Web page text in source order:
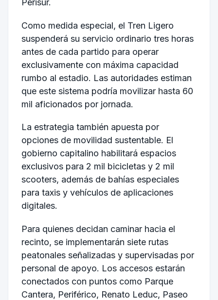
Perisur.
Como medida especial, el Tren Ligero
suspenderá su servicio ordinario tres horas
antes de cada partido para operar
exclusivamente con máxima capacidad
rumbo al estadio. Las autoridades estiman
que este sistema podría movilizar hasta 60
mil aficionados por jornada.
La estrategia también apuesta por
opciones de movilidad sustentable. El
gobierno capitalino habilitará espacios
exclusivos para 2 mil bicicletas y 2 mil
scooters, además de bahías especiales
para taxis y vehículos de aplicaciones
digitales.
Para quienes decidan caminar hacia el
recinto, se implementarán siete rutas
peatonales señalizadas y supervisadas por
personal de apoyo. Los accesos estarán
conectados con puntos como Parque
Cantera, Periférico, Renato Leduc, Paseo